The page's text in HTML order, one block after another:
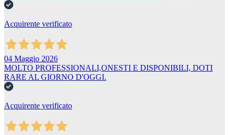
Acquirente verificato
04 Maggio 2026
MOLTO PROFESSIONALI,ONESTI E DISPONIBILI, DOTI
RARE AL GIORNO D'OGGI.
Acquirente verificato